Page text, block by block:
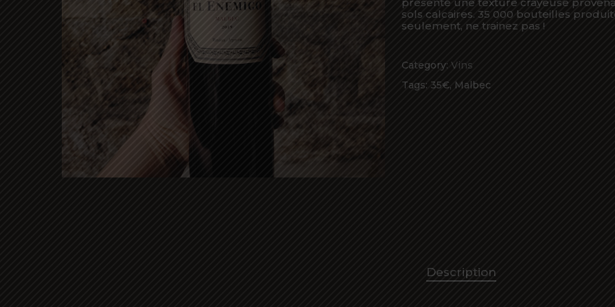
Hit enter to search or ESC to close
sols calcaires. 35 000 bouteilles
seulement, ne trainez pas !
Category: Vins
Tags: 35€, Malbec
Description